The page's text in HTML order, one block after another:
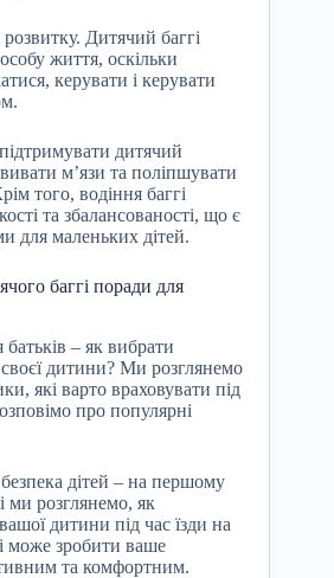
Дитячий баггі
життя, оскільки
керувати і керувати
дитячий
м’язи та поліпшувати
того, водіння баггі
та збалансованості, що є
для маленьких дітей.
баггі поради для
– як вибрати
дитини? Ми розглянемо
які варто враховувати під
про популярні
дітей – на першому
ми розглянемо, як
дитини під час їзди на
може зробити ваше
та комфортним.